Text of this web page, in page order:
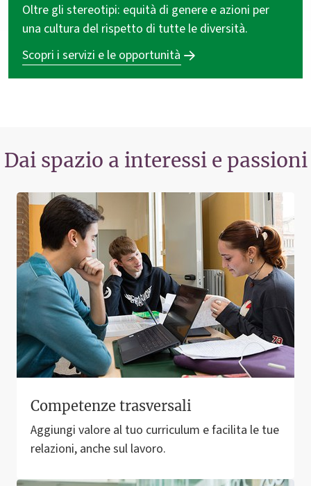
Oltre gli stereotipi: equità di genere e azioni per
una cultura del rispetto di tutte le diversità.
Scopri i servizi e le opportunità
Dai spazio a interessi e passioni
Competenze trasversali
Aggiungi valore al tuo curriculum e facilita le tue
relazioni, anche sul lavoro.